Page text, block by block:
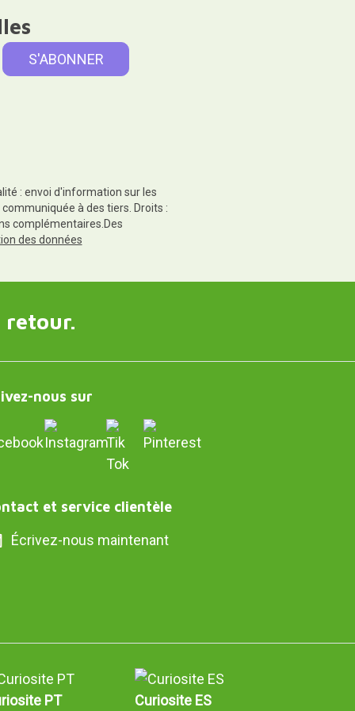
: envoi d'information sur les
à des tiers. Droits :
complémentaires.Des
des données
retour.
nous sur
et service clientèle
Écrivez-nous maintenant
PT Curiosite ES